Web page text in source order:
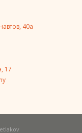
40a
17